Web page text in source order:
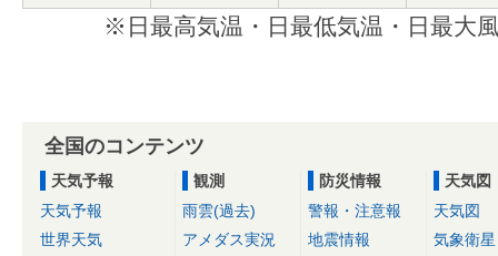
※日最高気温・日最低気温・日最大
全国のコンテンツ
天気予報
天気予報
世界天気
観測
雨雲(過去)
アメダス実況
防災情報
警報・注意報
地震情報
天気図
天気図
気象衛星